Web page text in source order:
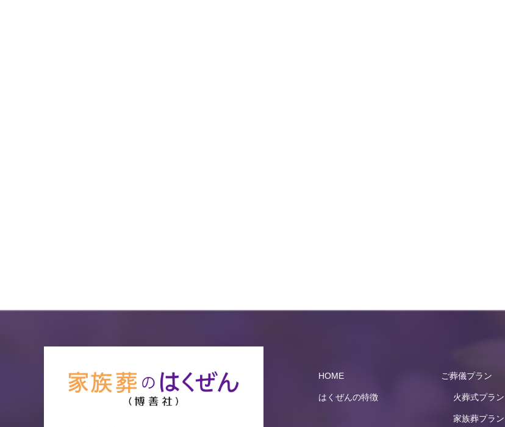
HOME
はくぜんの特徴
ご葬儀プラン
火葬式プラン
家族葬プラン